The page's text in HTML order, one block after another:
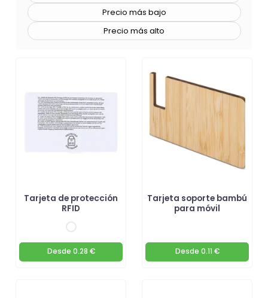
tarjetas de visita son de alta calidad, garantizando que cada tarjeta
que entregues sea un reflejo positivo de tu negocio. ya sea que
estés buscando tarjetas de visita clásicas o algo más moderno y
vanguardista, tenemos la solución perfecta para ti. no subestimes el
nuestra categoría de tarjetas de visita y encuentra la tarjeta perfecta
para tu negocio. ¡haz que tu empresa destaque con nuestras
Precio más bajo
Precio más alto
Tarjeta de protección
RFID
Desde 0.28 €
Tarjeta soporte bambú
para móvil
Desde 0.11 €